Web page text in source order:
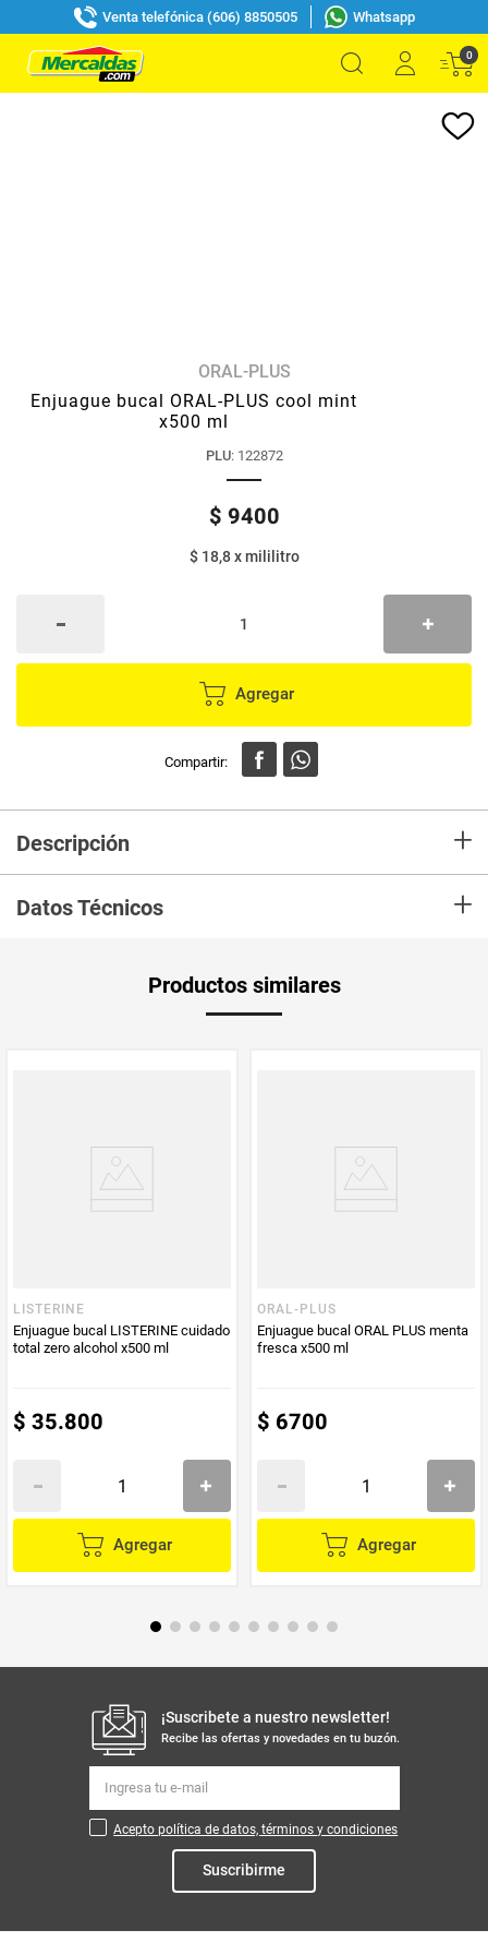
Venta telefónica (606) 8850505 Whatsapp
0
ORAL-PLUS
Enjuague bucal ORAL-PLUS cool mint
x500 ml
PLU: 122872
$ 9400
$ 18,8xmililitro
Agregar
Descripción +
Datos Técnicos +
Producto (kg)
Productos similares
LISTERINE
Enjuague bucal LISTERINE cuidado
total zero alcohol x500 ml
$ 35.800
Agregar
ORAL-PLUS
Enjuague bucal ORAL PLUS menta
fresca x500 ml
$ 6700
Agregar
¡Suscribete a nuestro newsletter!
Recibe las ofertas y novedades en tu buzón.
Acepto política de datos, términos y condiciones
Suscribirme